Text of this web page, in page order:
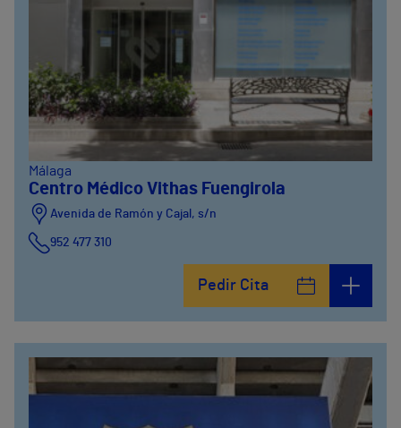
Málaga
Centro Médico Vithas Fuengirola
Avenida de Ramón y Cajal, s/n
952 477 310
Pedir Cita